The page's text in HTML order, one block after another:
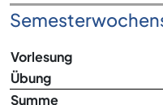
Vorlesung
Übung
Summe